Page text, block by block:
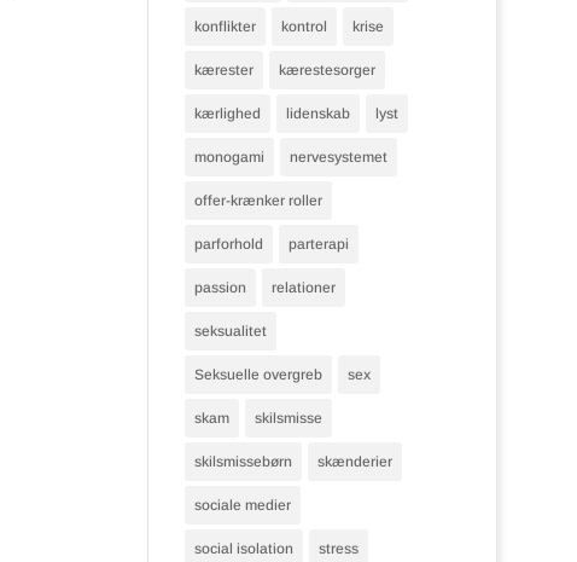
konflikter kontrol krise
kærester kærestesorger
kærlighed lidenskab lyst
monogami nervesystemet
offer-krænker roller
parforhold parterapi
passion relationer
seksualitet
Seksuelle overgreb sex
skam skilsmisse
skilsmissebørn skænderier
sociale medier
social isolation stress